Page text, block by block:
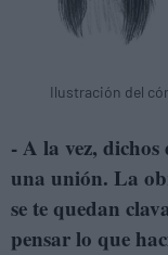
Ilustración del
- A la vez,
una unión. La
se te quedan
pensar lo que